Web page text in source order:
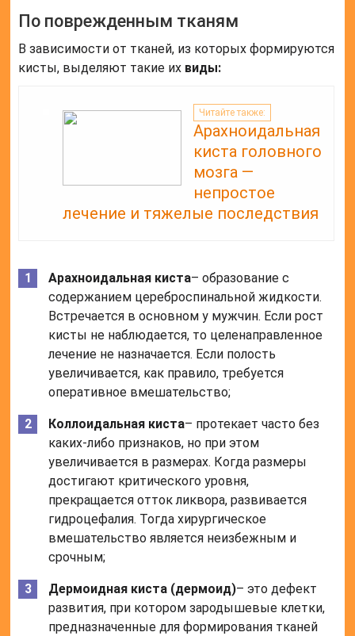
По поврежденным тканям
В зависимости от тканей, из которых формируются
кисты, выделяют такие их виды:
Читайте также:
Арахноидальная
киста головного
мозга —
непростое
лечение и тяжелые последствия
Арахноидальная киста– образование с
содержанием цереброспинальной жидкости.
Встречается в основном у мужчин. Если рост
кисты не наблюдается, то целенаправленное
лечение не назначается. Если полость
увеличивается, как правило, требуется
оперативное вмешательство;
Коллоидальная киста– протекает часто без
каких-либо признаков, но при этом
увеличивается в размерах. Когда размеры
достигают критического уровня,
прекращается отток ликвора, развивается
гидроцефалия. Тогда хирургическое
вмешательство является неизбежным и
срочным;
Дермоидная киста (дермоид)– это дефект
развития, при котором зародышевые клетки,
предназначенные для формирования тканей